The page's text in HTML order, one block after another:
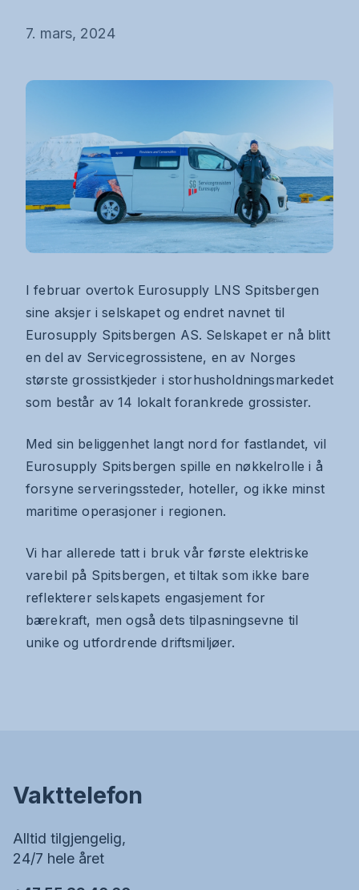
7. mars, 2024
I februar overtok Eurosupply LNS Spitsbergen
sine aksjer i selskapet og endret navnet til
Eurosupply Spitsbergen AS. Selskapet er nå blitt
en del av Servicegrossistene, en av Norges
største grossistkjeder i storhusholdningsmarkedet
som består av 14 lokalt forankrede grossister.
Med sin beliggenhet langt nord for fastlandet, vil
Eurosupply Spitsbergen spille en nøkkelrolle i å
forsyne serveringssteder, hoteller, og ikke minst
maritime operasjoner i regionen.
Vi har allerede tatt i bruk vår første elektriske
varebil på Spitsbergen, et tiltak som ikke bare
reflekterer selskapets engasjement for
bærekraft, men også dets tilpasningsevne til
unike og utfordrende driftsmiljøer.
Vakttelefon
Alltid tilgjengelig,
24/7 hele året